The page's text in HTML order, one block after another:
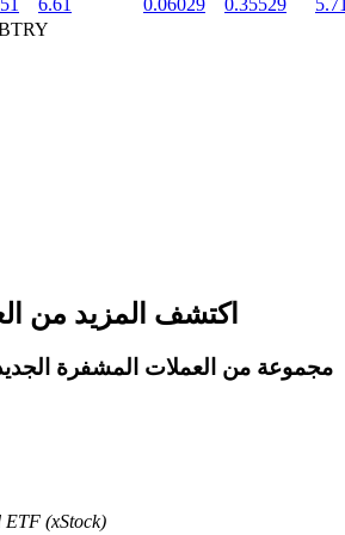
TRY
اكتشف المزيد من
مجموعة من العملات المشفرة
ETF (xStock)